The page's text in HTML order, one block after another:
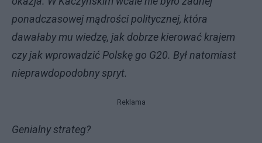
ponadczasowej mądrości politycznej, która
dawałaby mu wiedzę, jak dobrze kierować krajem
czy jak wprowadzić Polskę go G20. Był natomiast
nieprawdopodobny spryt.
Reklama
Genialny strateg?